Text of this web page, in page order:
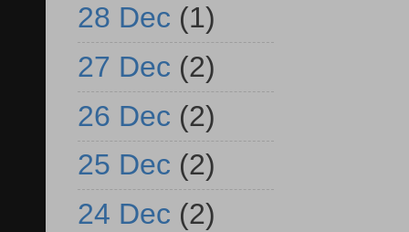
28 Dec (1)
27 Dec (2)
26 Dec (2)
25 Dec (2)
24 Dec (2)